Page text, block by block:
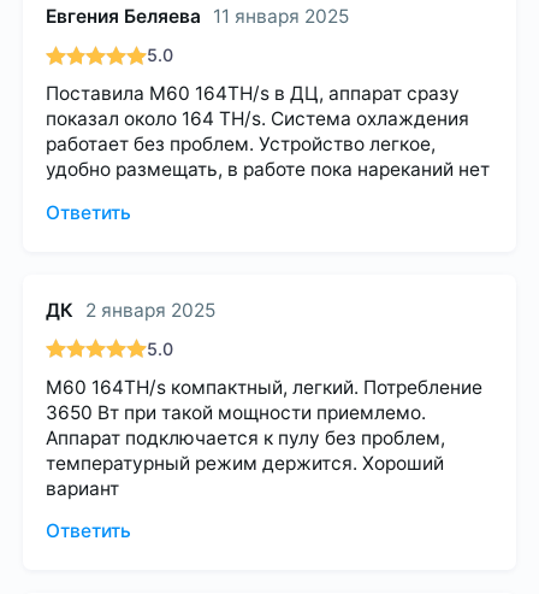
Евгения Беляева 11 января 2025
5.0
Поставила M60 164TH/s в ДЦ, аппарат сразу
показал около 164 TH/s. Система охлаждения
работает без проблем. Устройство легкое,
удобно размещать, в работе пока нареканий нет
Ответить
ДК 2 января 2025
5.0
M60 164TH/s компактный, легкий. Потребление
3650 Вт при такой мощности приемлемо.
Аппарат подключается к пулу без проблем,
температурный режим держится. Хороший
вариант
Ответить